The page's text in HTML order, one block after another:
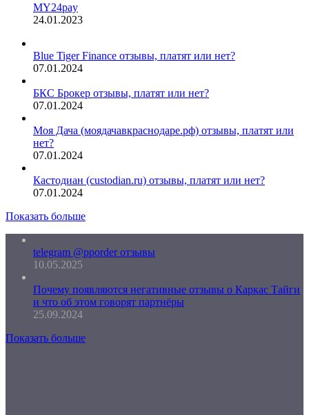
MY24pay
24.01.2023
Blue Tiger Finance отзывы, платят или нет?
07.01.2024
БКС Брокер отзывы, платят или нет?
07.01.2024
Моя Дача (моядачавкраснодаре.рф) отзывы, платят или
нет?
07.01.2024
Кастодиан (custodian.ru) отзывы, платят или нет?
07.01.2024
Показать больше
telegram @pporder отзывы
10.05.2025
Почему появляются негативные отзывы о Каркас Тайги
и что об этом говорят партнёры
25.09.2024
Показать больше